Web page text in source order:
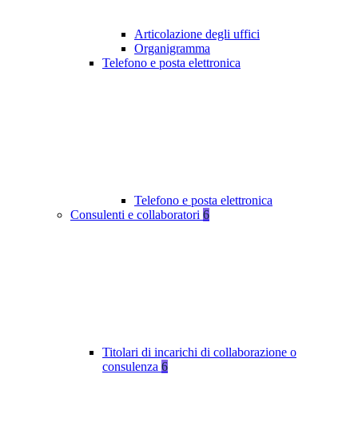
Articolazione degli uffici
Organigramma
Telefono e posta elettronica
Telefono e posta elettronica
Consulenti e collaboratori 6
Titolari di incarichi di collaborazione o
consulenza 6